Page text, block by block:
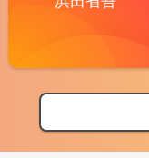
【ライブ動員ランキ
【フェス特集2026】